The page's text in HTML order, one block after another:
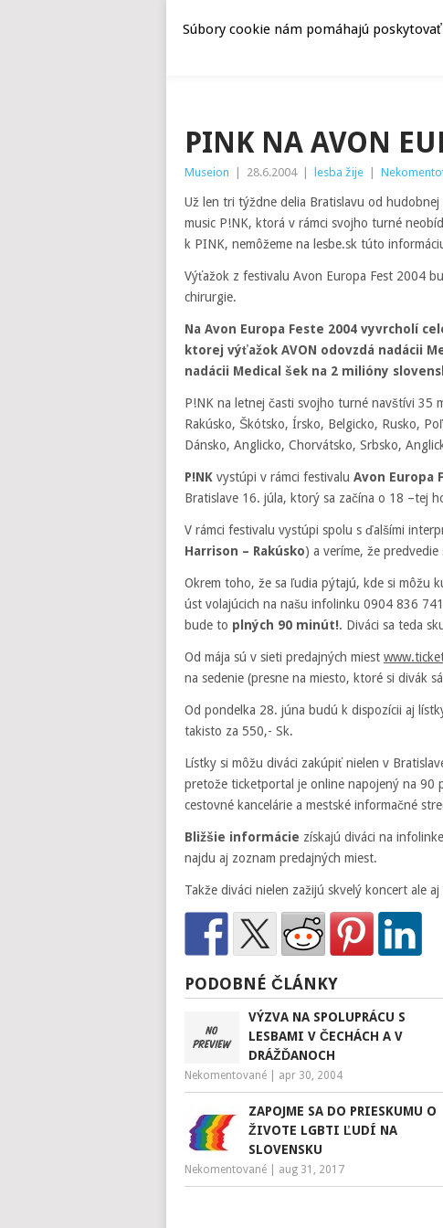
PINK NA AVON
Museion 28.6.2004 lesba žije
Už len tri týždne delia Bratislavu od
music P!NK, ktorá v rámci svojho turné
k PINK, nemôžeme na lesbe.sk túto
Výťažok z festivalu Avon Europa Fest 2004
chirurgie.
Na Avon Europa Feste 2004 vyvrcholí
ktorej výťažok AVON odovzdá nadácii
nadácii Medical šek na 2 milióny
P!NK na letnej časti svojho turné navštívi 35
Rakúsko, Škótsko, Írsko, Belgicko, Rusko,
Dánsko, Anglicko, Chorvátsko, Srbsko,
P!NK vystúpi v rámci festivalu Avon Europa
Bratislave 16. júla, ktorý sa začína o 18 –tej
V rámci festivalu vystúpi spolu s ďalšími
Harrison – Rakúsko) a veríme, že
Okrem toho, že sa ľudia pýtajú, kde si môžu
úst volajúcich na našu infolinku 0904 836
bude to plných 90 minút!. Diváci sa teda
Od mája sú v sieti predajných miest
na sedenie (presne na miesto, ktoré si divák
Od pondelka 28. júna budú k dispozícii aj
takisto za 550,- Sk.
Lístky si môžu diváci zakúpiť nielen v
pretože ticketportal je online napojený na 90
cestovné kancelárie a mestské informačné
Bližšie informácie získajú diváci na infolinke
najdu aj zoznam predajných miest.
Takže diváci nielen zažijú skvelý koncert ale
PODOBNÉ ČLÁNKY
VÝZVA NA SPOLUPRÁCU S
LESBAMI V ČECHÁCH A V
DRÁŽĎANOCH
Nekomentované apr 30, 2004
ZAPOJME SA DO PRIESKUMU O
ŽIVOTE LGBTI ĽUDÍ NA
SLOVENSKU
Nekomentované aug 31, 2017
Súbory cookie nám pomáhajú